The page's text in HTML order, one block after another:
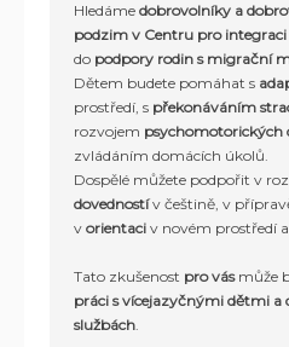
Hledáme dobrovolníky a
podzim v Centru pro integraci
do podpory rodin s migrační
Dětem budete pomáhat s
prostředí, s překonáváním
rozvojem psychomotorických
zvládáním domácích úkolů.
Dospělé můžete podpořit v
dovednostív češtině, v
v orientaci v novém prostředí
Tato zkušenost pro vásmůže
práci s vícejazyčnými dětmi a
službách.